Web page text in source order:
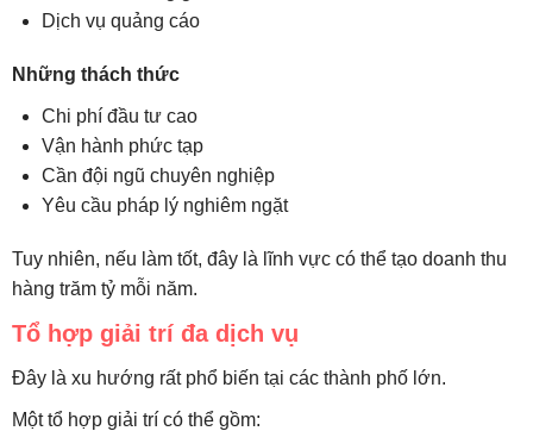
Dịch vụ quảng cáo
Những thách thức
Chi phí đầu tư cao
Vận hành phức tạp
Cần đội ngũ chuyên nghiệp
Yêu cầu pháp lý nghiêm ngặt
Tuy nhiên, nếu làm tốt, đây là lĩnh vực có thể tạo doanh thu
hàng trăm tỷ mỗi năm.
Tổ hợp giải trí đa dịch vụ
Đây là xu hướng rất phổ biến tại các thành phố lớn.
Một tổ hợp giải trí có thể gồm: